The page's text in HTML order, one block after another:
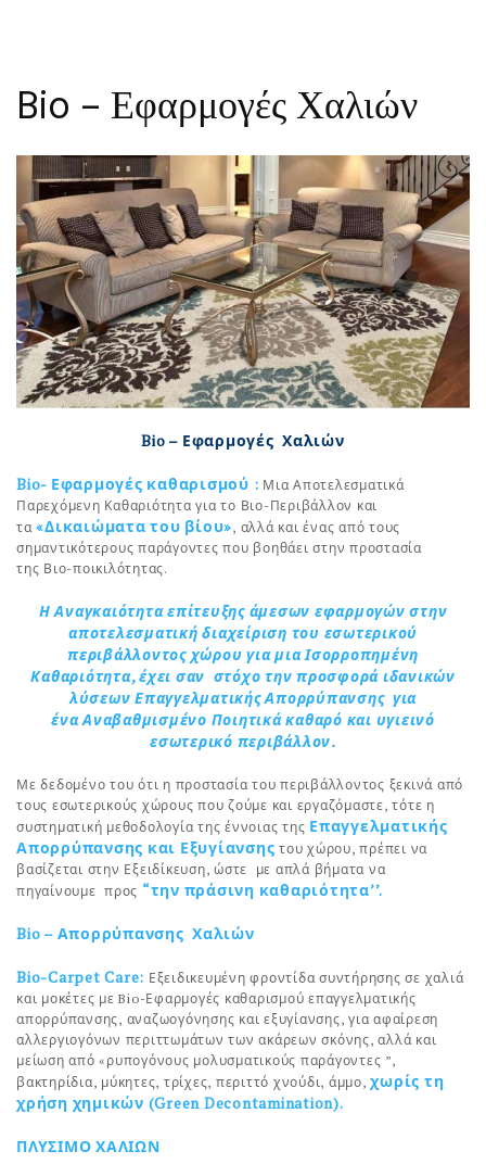
Bio – Εφαρμογές Χαλιών
Bio – Εφαρμογές Χαλιών
Bio- Εφαρμογές καθαρισμού : Μια Αποτελεσματικά
Παρεχόμενη Καθαριότητα για το Βιο-Περιβάλλον και
τα«Δικαιώματα του βίου», αλλά και ένας από τους
σημαντικότερους παράγοντες που βοηθάει στην προστασία
της Βιο-ποικιλότητας.
Η Αναγκαιότητα επίτευξης άμεσων εφαρμογών στην
αποτελεσματική διαχείριση του εσωτερικού
περιβάλλοντος χώρου για μια Ισορροπημένη
Καθαριότητα, έχει σαν στόχο την προσφορά ιδανικών
λύσεων Επαγγελματικής Απορρύπανσης για
ένα Αναβαθμισμένο Ποιητικά καθαρό και υγιεινό
εσωτερικό περιβάλλον.
Με δεδομένο του ότι η προστασία του περιβάλλοντος ξεκινά από
τους εσωτερικούς χώρους που ζούμε και εργαζόμαστε, τότε η
συστηματική μεθοδολογία της έννοιας της Επαγγελματικής
Απορρύπανσης και Εξυγίανσης του χώρου, πρέπει να
βασίζεται στην Εξειδίκευση, ώστε με απλά βήματα να
πηγαίνουμε προς “την πράσινη καθαριότητα’’.
Bio – Απορρύπανσης Χαλιών
Bio-Carpet Care: Εξειδικευμένη φροντίδα συντήρησης σε χαλιά
και μοκέτες με Bio-Εφαρμογές καθαρισμού επαγγελματικής
απορρύπανσης, αναζωογόνησης και εξυγίανσης, για αφαίρεση
αλλεργιογόνων περιττωμάτων των ακάρεων σκόνης, αλλά και
μείωση από «ρυπογόνους μολυσματικούς παράγοντες ”,
βακτηρίδια, μύκητες, τρίχες, περιττό χνούδι, άμμο,χωρίς τη
χρήση χημικών (Green Decontamination).
ΠΛΥΣΙΜΟ ΧΑΛΙΩΝ